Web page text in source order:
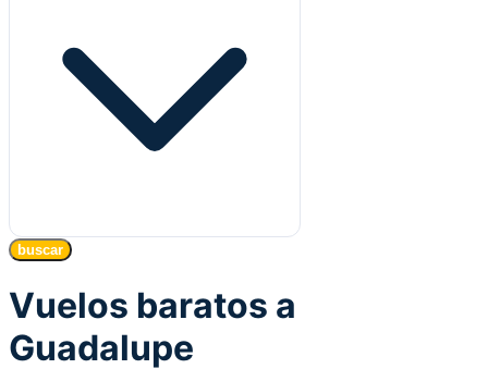
buscar
Vuelos baratos a
Guadalupe